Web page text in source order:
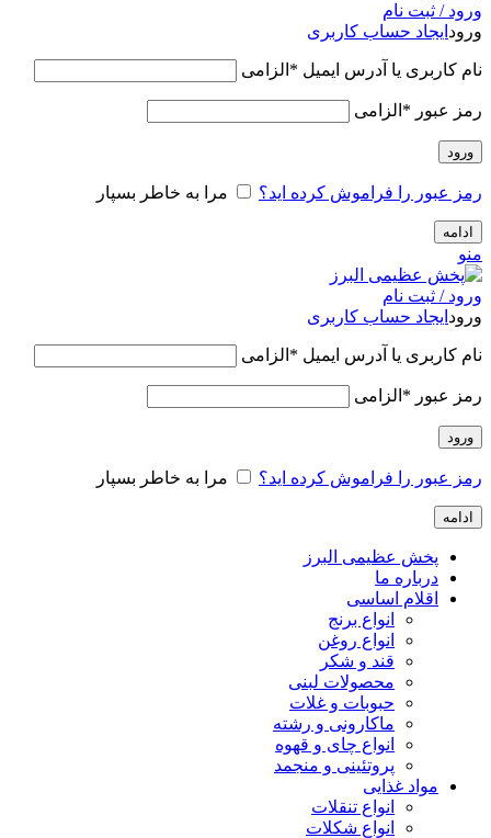
ورود / ثبت نام
ورود ایجاد حساب کاربری
نام کاربری یا آدرس ایمیل * الزامی
رمز عبور * الزامی
ورود
رمز عبور را فراموش کرده اید؟ مرا به خاطر بسپار
ادامه
منو
ورود / ثبت نام
ورود ایجاد حساب کاربری
نام کاربری یا آدرس ایمیل * الزامی
رمز عبور * الزامی
ورود
رمز عبور را فراموش کرده اید؟ مرا به خاطر بسپار
ادامه
پخش عظیمی البرز
درباره ما
اقلام اساسی
انواع برنج
انواع روغن
قند و شکر
محصولات لبنی
حبوبات و غلات
ماکارونی و رشته
انواع چای و قهوه
پروتئینی و منجمد
مواد غذایی
انواع تنقلات
انواع شکلات